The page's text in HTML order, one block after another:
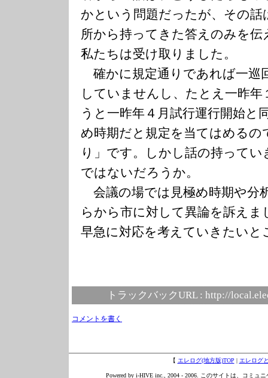
かという問題だったが、その
所から持ってきた答えのみを
私たちは受け取りました。
確かに規定通りであれば一巡
していませんし、たとえ一昨年
うと一昨年４月試行運行開始と
め時期だと規定を当てはめる
り」です。しかし話の持って
ではないだろうか。
会議の場では見極め時期や分
らから市に対して異論を訴え
早急に対応を考えていきたいと
トラックバックURL : http://
コメントを書く
【 エレログ(地方版)TOP | エレログ
Powered by i-HIVE inc., 2004 - 2006. このサイトは、コミュ